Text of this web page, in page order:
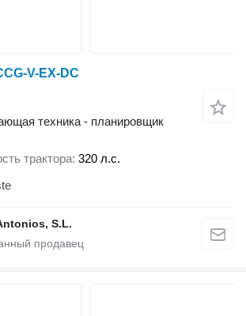
V-EX-DC
техника - планировщик
трактора 320 л.с.
S.L.